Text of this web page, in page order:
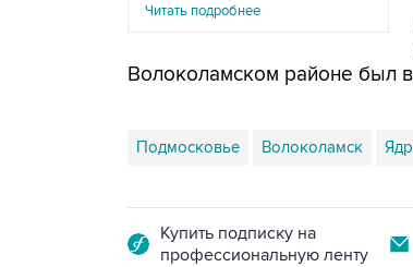
Читать подробнее
Волоколамском районе был
Подмосковье Волоколамск
Купить подписку на
профессиональную ленту